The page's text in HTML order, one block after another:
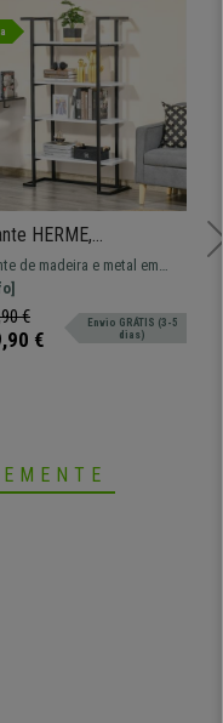
HERME,
Design
Efeito Mármore,
de madeira e metal em
moderno feita de materiais
qualidade.
€
€
Envio GRÁTIS (3-5
dias)